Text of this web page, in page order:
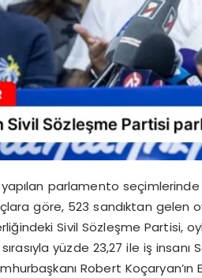
parlamento
göre, 523 sandıktan gelen
Sivil Sözleşme Partisi,
yüzde 23,27 ile iş
Robert